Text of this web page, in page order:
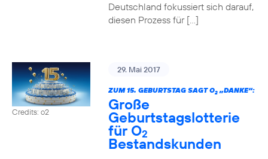
Deutschland fokussiert sich darauf,
diesen Prozess für […]
Credits: o2
29. Mai 2017
ZUM 15. GEBURTSTAG SAGT O2„DANKE“:
Große
Geburtstagslotterie
für O2
Bestandskunden